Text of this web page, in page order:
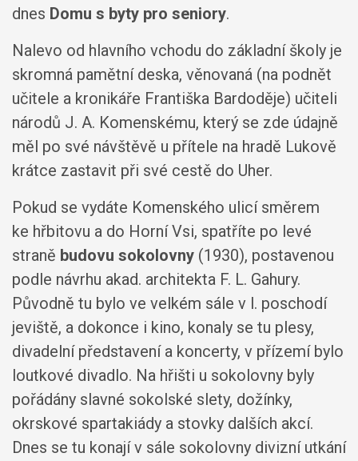
dnes Domu s byty pro seniory.
Nalevo od hlavního vchodu do základní školy je
skromná pamětní deska, věnovaná (na podnět
učitele a kronikáře Františka Bardoděje) učiteli
národů J. A. Komenskému, který se zde údajně
měl po své návštěvě u přítele na hradě Lukově
krátce zastavit při své cestě do Uher.
Pokud se vydáte Komenského ulicí směrem
ke hřbitovu a do Horní Vsi, spatříte po levé
straně budovu sokolovny (1930), postavenou
podle návrhu akad. architekta F. L. Gahury.
Původně tu bylo ve velkém sále v l. poschodí
jeviště, a dokonce i kino, konaly se tu plesy,
divadelní představení a koncerty, v přízemí bylo
loutkové divadlo. Na hřišti u sokolovny byly
pořádány slavné sokolské slety, dožínky,
okrskové spartakiády a stovky dalších akcí.
Dnes se tu konají v sále sokolovny divizní utkání